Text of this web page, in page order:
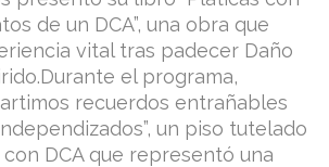
de un DCA”, una obra que
vital tras padecer Daño
el programa,
recuerdos entrañables
un piso tutelado
DCA que representó una